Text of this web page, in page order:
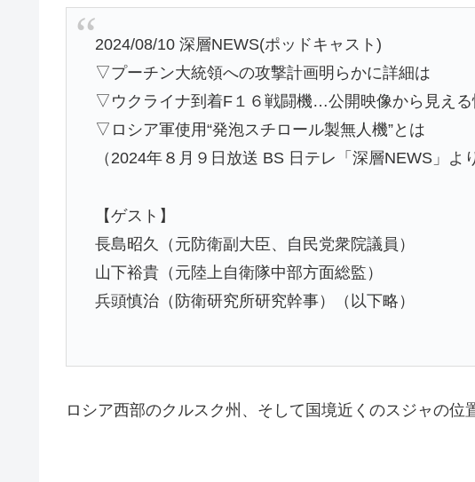
2024/08/10 深層NEWS(ポッドキャスト)
▽プーチン大統領への攻撃計画明らかに詳細は
▽ウクライナ到着F１６戦闘機…公開映像から見える
▽ロシア軍使用“発泡スチロール製無人機”とは
（2024年８月９日放送 BS 日テレ「深層NEWS」よ
【ゲスト】
長島昭久（元防衛副大臣、自民党衆院議員）
山下裕貴（元陸上自衛隊中部方面総監）
兵頭慎治（防衛研究所研究幹事）（以下略）
ロシア西部のクルスク州、そして国境近くのスジャの位